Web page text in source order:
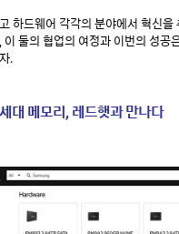
하드웨어 각각의 분야에서 혁신을
둘의 협업의 여정과 이번의 성공
.
대 메모리, 레드햇과 만나다